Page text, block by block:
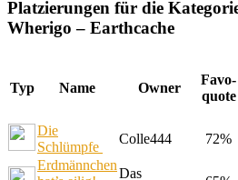
Platzierungen für die
Wherigo – Earthcache
Typ Name Owner
Favo-
quote
Die
Schlümpfe
Colle444 72%
Erdmännchen
Das